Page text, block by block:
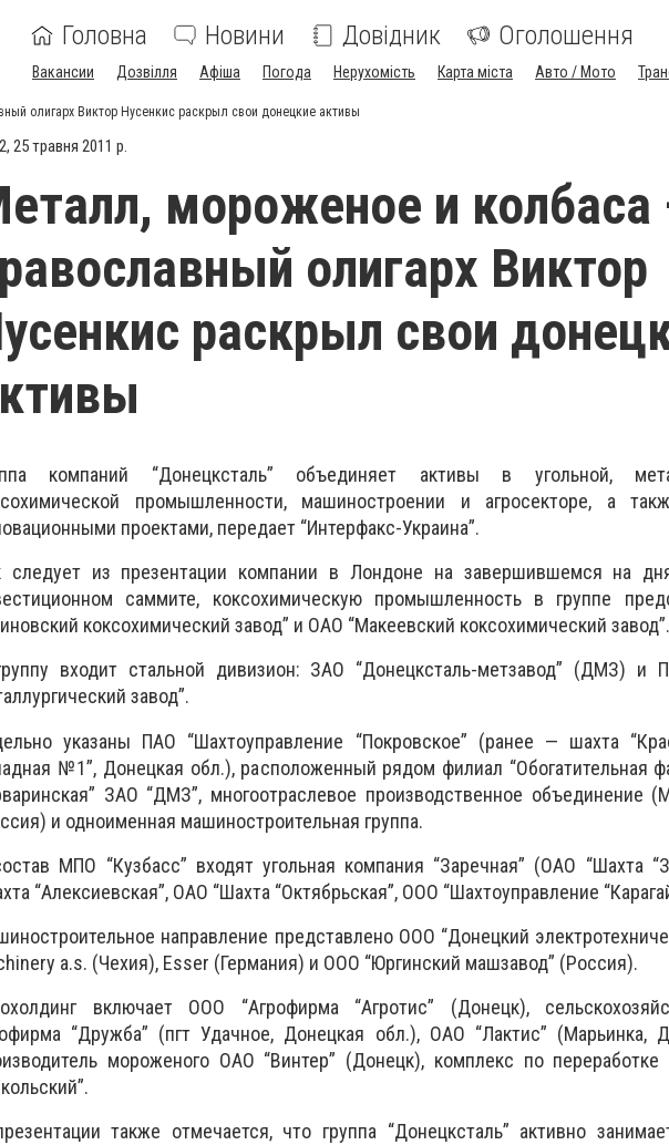
Головна Новини Довідник Оголошення
Вакансии Дозвілля Афіша Погода Нерухомість Карта міста Авто / Мото
олигарх Виктор Нусенкис раскрыл свои донецкие активы
25 травня 2011 р.
мороженое и колбаса
олигарх Виктор
раскрыл свои
компаний “Донецксталь” объединяет активы в угольной,
промышленности, машиностроении и агросекторе, а
проектами, передает “Интерфакс-Украина”.
следует из презентации компании в Лондоне на завершившемся на
саммите, коксохимическую промышленность в группе
коксохимический завод” и ОАО “Макеевский коксохимический завод”.
входит стальной дивизион: ЗАО “Донецксталь-метзавод” (ДМЗ) и
завод”.
указаны ПАО “Шахтоуправление “Покровское” (ранее — шахта
№1”, Донецкая обл.), расположенный рядом филиал “Обогатительная
ЗАО “ДМЗ”, многоотраслевое производственное объединение
и одноименная машиностроительная группа.
МПО “Кузбасс” входят угольная компания “Заречная” (ОАО “Шахта
“Алексиевская”, ОАО “Шахта “Октябрьская”, ООО “Шахтоуправление
направление представлено ООО “Донецкий
a.s. (Чехия), Esser (Германия) и ООО “Юргинский машзавод” (Россия).
включает ООО “Агрофирма “Агротис” (Донецк),
“Дружба” (пгт Удачное, Донецкая обл.), ОАО “Лактис” (Марьинка,
мороженого ОАО “Винтер” (Донецк), комплекс по переработке
также отмечается, что группа “Донецксталь” активно